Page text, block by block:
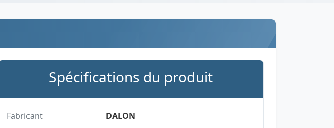
Spécifications du produit
Fabricant
DALON